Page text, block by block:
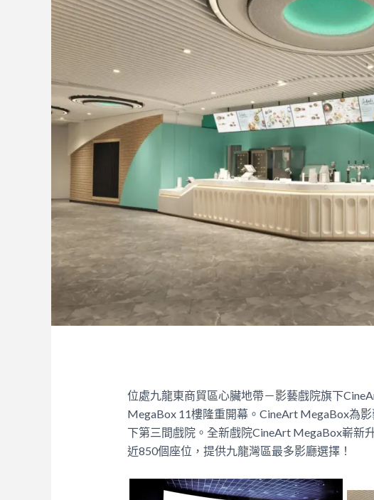
位處九龍東商貿區心臟地帶－影藝戲院旗下
MegaBox 11樓隆重開幕。CineArt MegaBox為
下第三間戲院。全新戲院CineArt MegaBox嶄新
近850個座位，提供九龍灣區最多影廳選擇！